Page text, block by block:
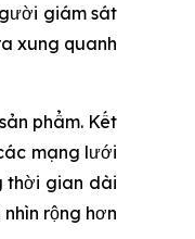
giám sát
xung quanh
phẩm. Kết
mạng lưới
thời gian dài
rộng hơn